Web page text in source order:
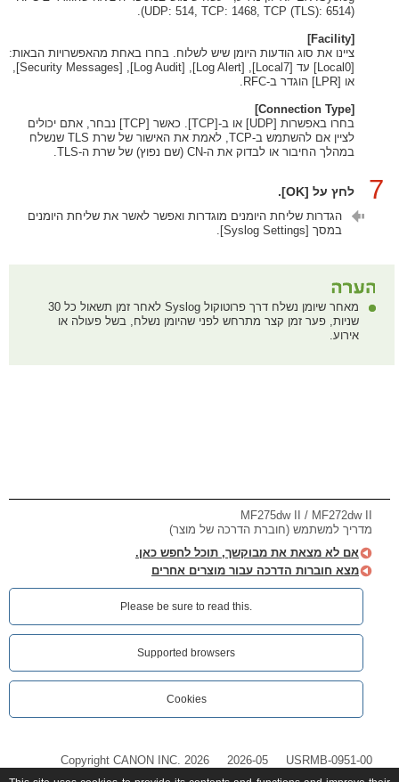
(UDP: 514, TCP: 1468, TCP (TLS): 6514).
[Facility]
ציינו את סוג הודעות היומן שיש לשלוח. בחרו באחת מהאפשרויות הבאות:
[Local0] עד [Local7],‏ [Log Alert],‏ [Log Audit],‏ [Security Messages],
או [LPR] הוגדר ב-RFC.
[Connection Type]
בחרו באפשרות [UDP] או ב-[TCP]. כאשר [TCP] נבחר, אתם יכולים
לציין אם להשתמש ב-TCP, לאמת את האישור של שרת TLS שנשלח
במהלך החיבור או לבדוק את ה-CN (שם נפוץ) של שרת ה-TLS.
7 לחץ על [OK].
הגדרות שליחת היומנים מוגדרות ואפשר לאשר את שליחת היומנים
במסך [Syslog Settings].
מאחר שיומן נשלח דרך פרוטוקול Syslog לאחר זמן תשאול כל 30
שניות, פער זמן קצר מתרחש לפני שהיומן נשלח, בשל פעולה או
אירוע.
MF275dw II / MF272dw II
מדריך למשתמש (חוברת הדרכה של מוצר)
אם לא מצאת את מבוקשך, תוכל לחפש כאן.
מצא חוברות הדרכה עבור מוצרים אחרים
Please be sure to read this.‎
Supported browsers
Cookies
USRMB-0951-00
2026-05
Copyright CANON INC. 2026